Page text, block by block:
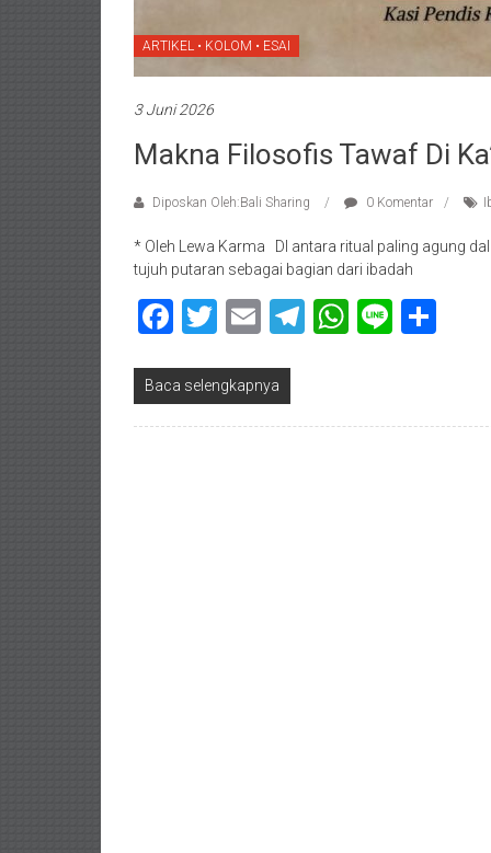
ARTIKEL • KOLOM • ESAI
3 Juni 2026
Makna Filosofis Tawaf Di
Diposkan Oleh:Bali Sharing 0 Komentar
* Oleh Lewa Karma DI antara ritual paling agung
tujuh putaran sebagai bagian dari ibadah
Facebook
Twitter
EmailTelegram
Line
Baca selengkapnya